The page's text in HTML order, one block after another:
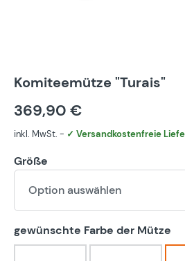
Komiteemütze "Turais"
369,90 €
inkl. MwSt. - ✓ Versandkostenfreie
Größe
Option auswählen
gewünschte Farbe der Mütze